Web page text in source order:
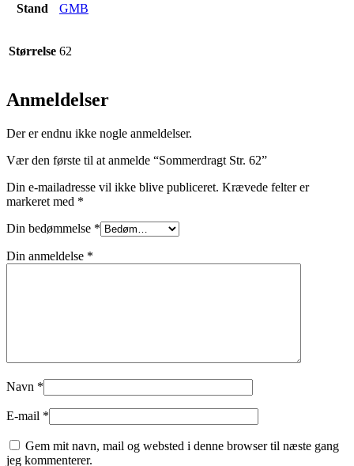
Stand GMB
Størrelse 62
Anmeldelser
Der er endnu ikke nogle anmeldelser.
Vær den første til at anmelde “Sommerdragt Str. 62”
Din e-mailadresse vil ikke blive publiceret. Krævede felter er
markeret med *
Din bedømmelse *
Din anmeldelse *
Navn *
E-mail *
Gem mit navn, mail og websted i denne browser til næste gang
jeg kommenterer.